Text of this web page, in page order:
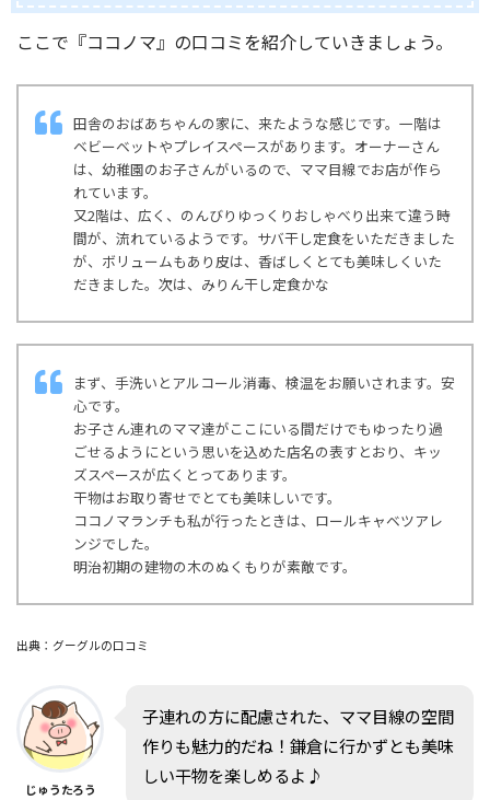
ここで『ココノマ』の口コミを紹介していきましょう。
田舎のおばあちゃんの家に、来たような感じです。一階は
ベビーベットやプレイスペースがあります。オーナーさん
は、幼稚園のお子さんがいるので、ママ目線でお店が作ら
れています。
又2階は、広く、のんびりゆっくりおしゃべり出来て違う時
間が、流れているようです。サバ干し定食をいただきました
が、ボリュームもあり皮は、香ばしくとても美味しくいた
だきました。次は、みりん干し定食かな
まず、手洗いとアルコール消毒、検温をお願いされます。安
心です。
お子さん連れのママ達がここにいる間だけでもゆったり過
ごせるようにという思いを込めた店名の表すとおり、キッ
ズスペースが広くとってあります。
干物はお取り寄せでとても美味しいです。
ココノマランチも私が行ったときは、ロールキャベツアレ
ンジでした。
明治初期の建物の木のぬくもりが素敵です。
出典：グーグルの口コミ
じゅうたろう
子連れの方に配慮された、ママ目線の空間
作りも魅力的だね！鎌倉に行かずとも美味
しい干物を楽しめるよ♪